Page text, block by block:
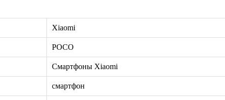
Xiaomi
POCO
Смартфоны Xiaomi
смартфон